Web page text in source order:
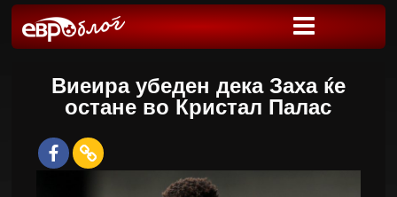
Виеира убеден дека Заха ќе
остане во Кристал Палас